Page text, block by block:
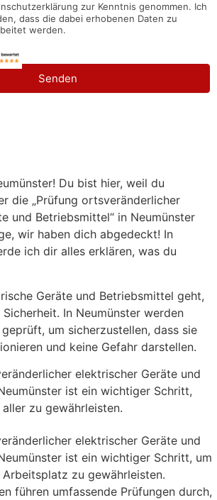
zur Kenntnis genommen. Ich
dass die dabei erhobenen Daten zu
werden.
Senden
Du bist hier, weil du
die „Prüfung ortsveränderlicher
und Betriebsmittel“ in Neumünster
wir haben dich abgedeckt! In
ich dir alles erklären, was du
Geräte und Betriebsmittel geht,
In Neumünster werden
um sicherzustellen, dass sie
und keine Gefahr darstellen.
elektrischer Geräte und
ist ein wichtiger Schritt,
zu gewährleisten.
elektrischer Geräte und
ist ein wichtiger Schritt, um
zu gewährleisten.
führen umfassende Prüfungen durch,